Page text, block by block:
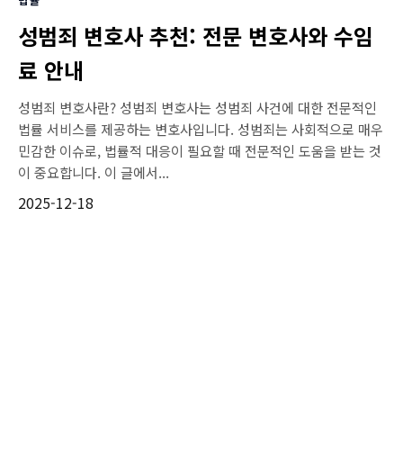
성범죄 변호사 추천: 전문 변호사와 수임
료 안내
성범죄 변호사란? 성범죄 변호사는 성범죄 사건에 대한 전문적인
법률 서비스를 제공하는 변호사입니다. 성범죄는 사회적으로 매우
민감한 이슈로, 법률적 대응이 필요할 때 전문적인 도움을 받는 것
이 중요합니다. 이 글에서...
2025-12-18